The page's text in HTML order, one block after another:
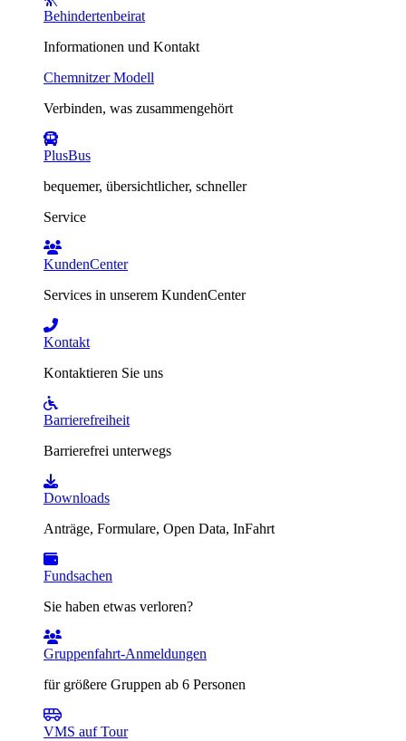
Behindertenbeirat
Informationen und Kontakt
Chemnitzer Modell
Verbinden, was zusammengehört
PlusBus
bequemer, übersichtlicher, schneller
Service
KundenCenter
Services in unserem KundenCenter
Kontakt
Kontaktieren Sie uns
Barrierefreiheit
Barrierefrei unterwegs
Downloads
Anträge, Formulare, Open Data, InFahrt
Fundsachen
Sie haben etwas verloren?
Gruppenfahrt-Anmeldungen
für größere Gruppen ab 6 Personen
VMS auf Tour